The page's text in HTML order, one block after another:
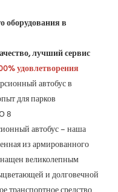
оборудования в
лучший сервис
удовлетворения
автобус – наша
из армированного
великолепным
и долговечной